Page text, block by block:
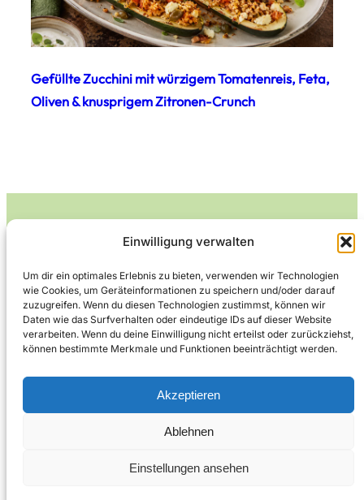
Einwilligung verwalten
Um dir ein optimales Erlebnis zu bieten, verwenden wir Technologien
wie Cookies, um Geräteinformationen zu speichern und/oder darauf
zuzugreifen. Wenn du diesen Technologien zustimmst, können wir
Daten wie das Surfverhalten oder eindeutige IDs auf dieser Website
verarbeiten. Wenn du deine Einwilligung nicht erteilst oder zurückziehst,
können bestimmte Merkmale und Funktionen beeinträchtigt werden.
Akzeptieren
Ablehnen
Einstellungen ansehen
Gefüllte Zucchini mit würzigem Tomatenreis, Feta,
Oliven & knusprigem Zitronen-Crunch
Leckerlife
Lecker essen – gesund leben.
Kontakt
Copyright © 2026 Designed by